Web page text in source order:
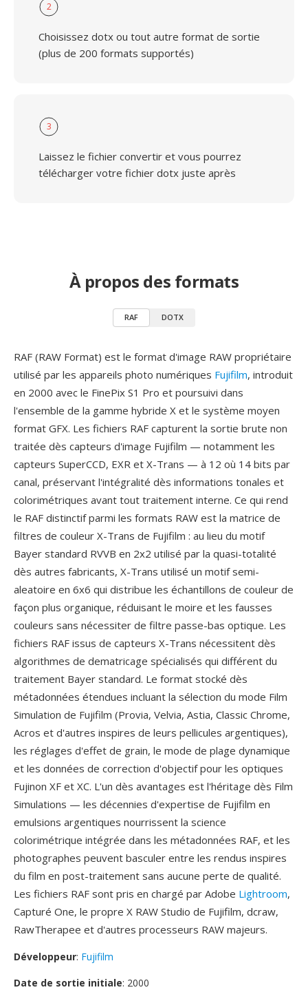
2
Choisissez dotx ou tout autre format de sortie
(plus de 200 formats supportés)
3
Laissez le fichier convertir et vous pourrez
télécharger votre fichier dotx juste après
À propos des formats
RAF DOTX
RAF (RAW Format) est le format d'image RAW propriétaire
utilisé par les appareils photo numériques Fujifilm, introduit
en 2000 avec le FinePix S1 Pro et poursuivi dans
l'ensemble de la gamme hybride X et le système moyen
format GFX. Les fichiers RAF capturent la sortie brute non
traitée dès capteurs d'image Fujifilm — notamment les
capteurs SuperCCD, EXR et X-Trans — à 12 où 14 bits par
canal, préservant l'intégralité dès informations tonales et
colorimétriques avant tout traitement interne. Ce qui rend
le RAF distinctif parmi les formats RAW est la matrice de
filtres de couleur X-Trans de Fujifilm : au lieu du motif
Bayer standard RVVB en 2x2 utilisé par la quasi-totalité
dès autres fabricants, X-Trans utilisé un motif semi-
aleatoire en 6x6 qui distribue les échantillons de couleur de
façon plus organique, réduisant le moire et les fausses
couleurs sans nécessiter de filtre passe-bas optique. Les
fichiers RAF issus de capteurs X-Trans nécessitent dès
algorithmes de dematricage spécialisés qui différent du
traitement Bayer standard. Le format stocké dès
métadonnées étendues incluant la sélection du mode Film
Simulation de Fujifilm (Provia, Velvia, Astia, Classic Chrome,
Acros et d'autres inspires de leurs pellicules argentiques),
les réglages d'effet de grain, le mode de plage dynamique
et les données de correction d'objectif pour les optiques
Fujinon XF et XC. L'un dès avantages est l'héritage dès Film
Simulations — les décennies d'expertise de Fujifilm en
emulsions argentiques nourrissent la science
colorimétrique intégrée dans les métadonnées RAF, et les
photographes peuvent basculer entre les rendus inspires
du film en post-traitement sans aucune perte de qualité.
Les fichiers RAF sont pris en chargé par Adobe Lightroom,
Capturé One, le propre X RAW Studio de Fujifilm, dcraw,
RawTherapee et d'autres processeurs RAW majeurs.
Développeur: Fujifilm
Date de sortie initiale: 2000